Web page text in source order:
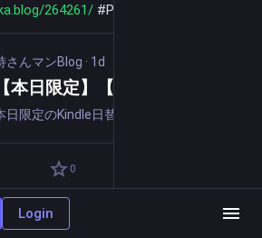
264261/ #PR
さんマンBlog · 1d
0
マンBlog【完全更新通知用】
Login